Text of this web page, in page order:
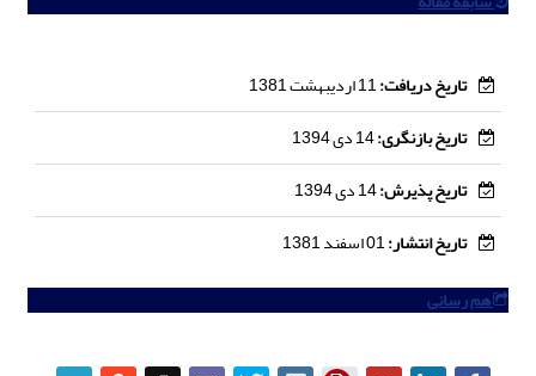
تاریخ دریافت:
تاریخ بازنگری:
تاریخ پذیرش:
تاریخ انتشار:
هم رسانی